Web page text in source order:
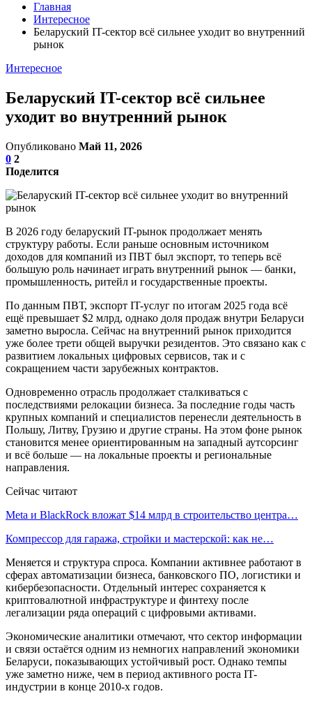
Главная
Интересное
Беларуский IT-сектор всё сильнее уходит во внутренний
рынок
Интересное
Беларуский IT-сектор всё сильнее
уходит во внутренний рынок
Опубликовано Май 11, 2026
0 2
Поделится
В 2026 году беларуский IT-рынок продолжает менять
структуру работы. Если раньше основным источником
доходов для компаний из ПВТ был экспорт, то теперь всё
большую роль начинает играть внутренний рынок — банки,
промышленность, ритейл и государственные проекты.
По данным ПВТ, экспорт IT-услуг по итогам 2025 года всё
ещё превышает $2 млрд, однако доля продаж внутри Беларуси
заметно выросла. Сейчас на внутренний рынок приходится
уже более трети общей выручки резидентов. Это связано как с
развитием локальных цифровых сервисов, так и с
сокращением части зарубежных контрактов.
Одновременно отрасль продолжает сталкиваться с
последствиями релокации бизнеса. За последние годы часть
крупных компаний и специалистов перенесли деятельность в
Польшу, Литву, Грузию и другие страны. На этом фоне рынок
становится менее ориентированным на западный аутсорсинг
и всё больше — на локальные проекты и региональные
направления.
Сейчас читают
Meta и BlackRock вложат $14 млрд в строительство центра…
Компрессор для гаража, стройки и мастерской: как не…
Меняется и структура спроса. Компании активнее работают в
сферах автоматизации бизнеса, банковского ПО, логистики и
кибербезопасности. Отдельный интерес сохраняется к
криптовалютной инфраструктуре и финтеху после
легализации ряда операций с цифровыми активами.
Экономические аналитики отмечают, что сектор информации
и связи остаётся одним из немногих направлений экономики
Беларуси, показывающих устойчивый рост. Однако темпы
уже заметно ниже, чем в период активного роста IT-
индустрии в конце 2010-х годов.